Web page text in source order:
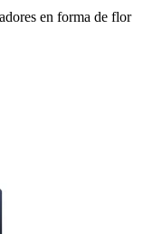
en forma de flor